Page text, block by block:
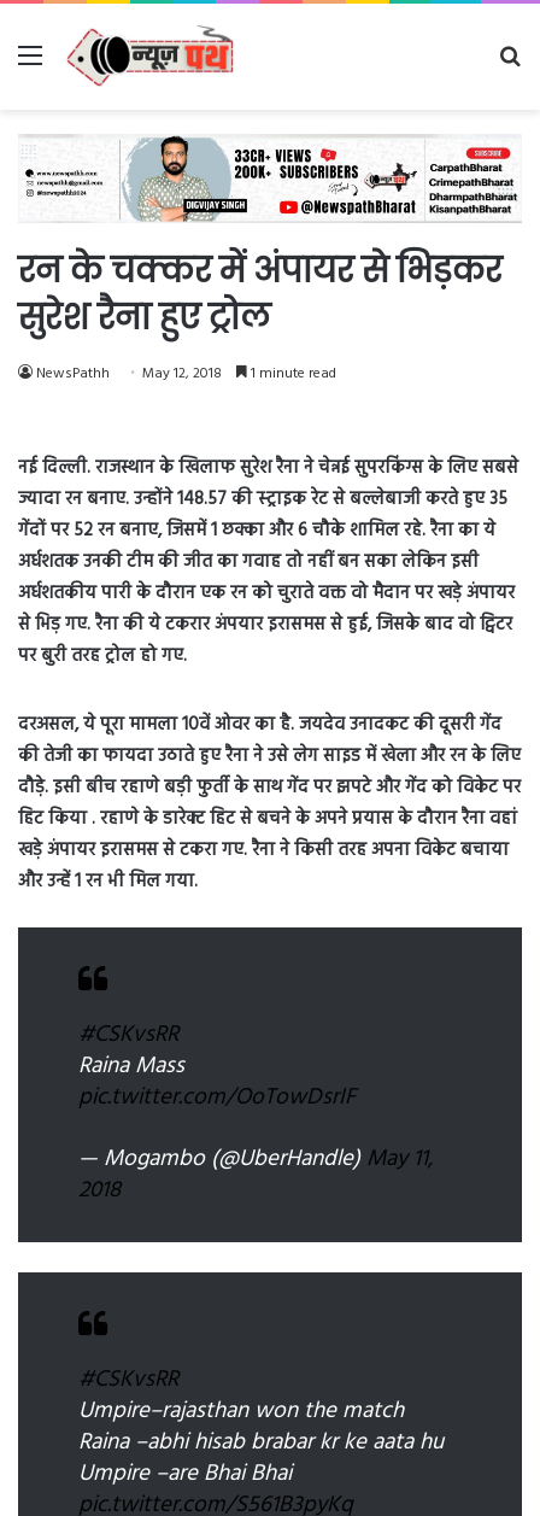
Menu
रन के चक्कर में अंपायर से भिड़कर
सुरेश रैना हुए ट्रोल
NewsPathh May 12, 2018 1 minute read
नई दिल्ली. राजस्थान के खिलाफ सुरेश रैना ने चेन्नई सुपरकिंग्स के लिए सबसे
ज्यादा रन बनाए. उन्होंने 148.57 की स्ट्राइक रेट से बल्लेबाजी करते हुए 35
गेंदों पर 52 रन बनाए, जिसमें 1 छक्का और 6 चौके शामिल रहे. रैना का ये
अर्धशतक उनकी टीम की जीत का गवाह तो नहीं बन सका लेकिन इसी
अर्धशतकीय पारी के दौरान एक रन को चुराते वक्त वो मैदान पर खड़े अंपायर
से भिड़ गए. रैना की ये टकरार अंपयार इरासमस से हुई, जिसके बाद वो ट्विटर
पर बुरी तरह ट्रोल हो गए.
दरअसल, ये पूरा मामला 10वें ओवर का है. जयदेव उनादकट की दूसरी गेंद
की तेजी का फायदा उठाते हुए रैना ने उसे लेग साइड में खेला और रन के लिए
दौड़े. इसी बीच रहाणे बड़ी फुर्ती के साथ गेंद पर झपटे और गेंद को विकेट पर
हिट किया . रहाणे के डारेक्ट हिट से बचने के अपने प्रयास के दौरान रैना वहां
खड़े अंपायर इरासमस से टकरा गए. रैना ने किसी तरह अपना विकेट बचाया
और उन्हें 1 रन भी मिल गया.
#CSKvsRR
Raina Mass
pic.twitter.com/OoTowDsrIF
— Mogambo (@UberHandle)May 11,
2018
#CSKvsRR
Umpire–rajasthan won the match
Raina –abhi hisab brabar kr ke aata hu
Umpire –are Bhai Bhai
pic.twitter.com/S561B3pyKq